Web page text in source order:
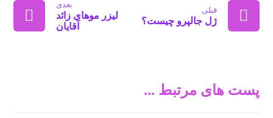
قبلی
ژل جالپرو چیست؟
بعدی
لیزر موهای زائد
آقایان
پست های مرتبط ...